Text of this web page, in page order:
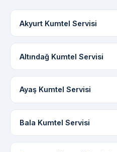
Akyurt Kumtel Servisi
Altındağ Kumtel Servisi
Ayaş Kumtel Servisi
Bala Kumtel Servisi